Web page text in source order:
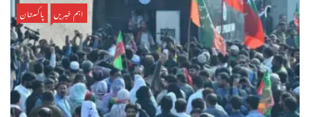
اہم خبریں پاکستان